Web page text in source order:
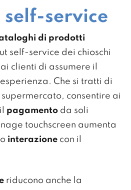
self-service
di prodotti
self-service dei chioschi
clienti di assumere il
Che si tratti di
consentire ai
pagamento da soli
touchscreen aumenta
interazione con il
riducono anche la